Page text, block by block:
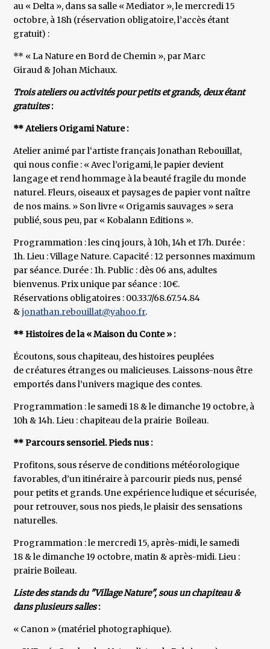
au « Delta », dans sa salle « Mediator », le mercredi 15
octobre, à 18h (réservation obligatoire, l’accès étant
gratuit) :
** « La Nature en Bord de Chemin », par Marc
Giraud & Johan Michaux.
Trois ateliers ou activités pour petits et grands, deux étant
gratuites:
** Ateliers Origami Nature :
Atelier animé par l‘artiste français Jonathan Rebouillat,
qui nous confie : « Avec l’origami, le papier devient
langage et rend hommage à la beauté fragile du monde
naturel. Fleurs, oiseaux et paysages de papier vont naître
de nos mains. » Son livre « Origamis sauvages » sera
publié, sous peu, par « Kobalann Editions ».
Programmation : les cinq jours, à 10h, 14h et 17h. Durée :
1h. Lieu : Village Nature. Capacité : 12 personnes maximum
par séance. Durée : 1h. Public : dès 06 ans, adultes
bienvenus. Prix unique par séance : 10€.
Réservations obligatoires : 00.33.7/68.67.54.84
&jonathan.rebouillat@yahoo.fr.
** Histoires de la « Maison du Conte » :
Écoutons, sous chapiteau, des histoires peuplées
de créatures étranges ou malicieuses. Laissons-nous être
emportés dans l’univers magique des contes.
Programmation : le samedi 18 & le dimanche 19 octobre, à
10h & 14h. Lieu : chapiteau de la prairie Boileau.
** Parcours sensoriel. Pieds nus :
Profitons, sous réserve de conditions météorologique
favorables, d’un itinéraire à parcourir pieds nus, pensé
pour petits et grands. Une expérience ludique et sécurisée,
pour retrouver, sous nos pieds, le plaisir des sensations
naturelles.
Programmation : le mercredi 15, après-midi, le samedi
18 & le dimanche 19 octobre, matin & après-midi. Lieu :
prairie Boileau.
Liste des stands du "Village Nature", sous un chapiteau &
dans plusieurs salles:
« Canon » (matériel photographique).